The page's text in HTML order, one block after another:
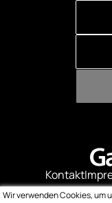
Kontakt
Wir verwenden Cookies, um